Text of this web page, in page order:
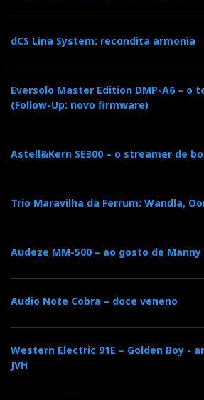
dCS Lina System: recondita armonia
Eversolo Master Edition DMP-A6 – o
(Follow-Up: novo firmware)
Astell&Kern SE300 – o streamer de
Trio Maravilha da Ferrum: Wandla,
Audeze MM-500 – ao gosto de
Audio Note Cobra – doce veneno
Western Electric 91E – Golden Boy -
JVH